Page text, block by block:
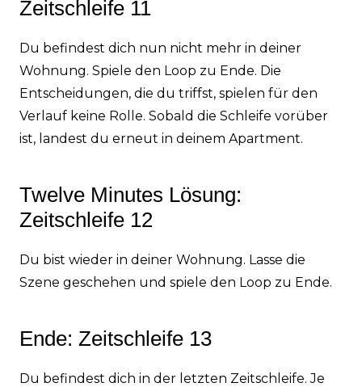
Zeitschleife 11
Du befindest dich nun nicht mehr in deiner
Wohnung. Spiele den Loop zu Ende. Die
Entscheidungen, die du triffst, spielen für den
Verlauf keine Rolle. Sobald die Schleife vorüber
ist, landest du erneut in deinem Apartment.
Twelve Minutes Lösung:
Zeitschleife 12
Du bist wieder in deiner Wohnung. Lasse die
Szene geschehen und spiele den Loop zu Ende.
Ende: Zeitschleife 13
Du befindest dich in der letzten Zeitschleife. Je